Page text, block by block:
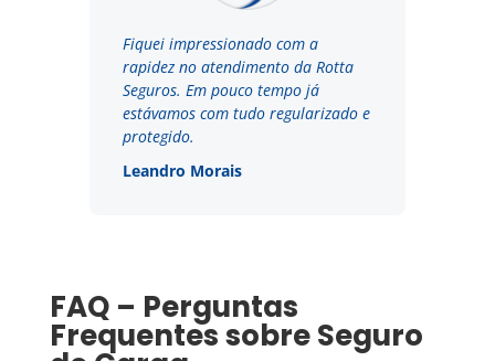
Fiquei impressionado com a
rapidez no atendimento da Rotta
Seguros. Em pouco tempo já
estávamos com tudo regularizado e
protegido.
Leandro Morais
FAQ – Perguntas
Frequentes sobre Seguro